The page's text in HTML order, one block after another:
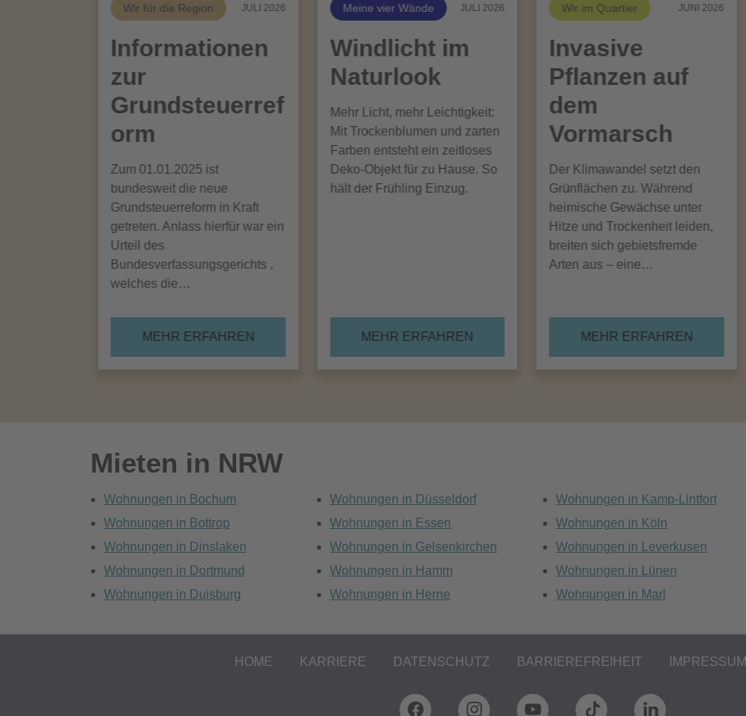
Wir für die Region JULI 2026
Informationen
zur
Grundsteuerref
orm
Zum 01.01.2025 ist
bundesweit die neue
Grundsteuerreform in Kraft
getreten. Anlass hierfür war ein
Urteil des
Bundesverfassungsgerichts ,
welches die…
MEHR ERFAHREN
Meine vier Wände JULI 2026
Windlicht im
Naturlook
Mehr Licht, mehr Leichtigkeit:
Mit Trockenblumen und zarten
Farben entsteht ein zeitloses
Deko-Objekt für zu Hause. So
hält der Frühling Einzug.
MEHR ERFAHREN
Wir im Quartier JUNI 2026
Invasive
Pflanzen auf
dem
Vormarsch
Der Klimawandel setzt den
Grünflächen zu. Während
heimische Gewächse unter
Hitze und Trockenheit leiden,
breiten sich gebietsfremde
Arten aus – eine…
MEHR ERFAHREN
Mieten in NRW
Wohnungen in Bochum
Wohnungen in Bottrop
Wohnungen in Dinslaken
Wohnungen in Dortmund
Wohnungen in Duisburg
Wohnungen in Düsseldorf
Wohnungen in Essen
Wohnungen in Gelsenkirchen
Wohnungen in Hamm
Wohnungen in Herne
Wohnungen in Kamp-Lintfort
Wohnungen in Köln
Wohnungen in Leverkusen
Wohnungen in Lünen
Wohnungen in Marl
HOME KARRIERE DATENSCHUTZ BARRIEREFREIHEIT IMPRESSUM